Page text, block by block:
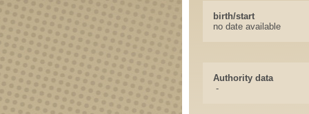
birth/start
no date available
Authority data
-